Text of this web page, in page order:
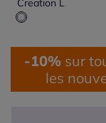
-10% sur
les